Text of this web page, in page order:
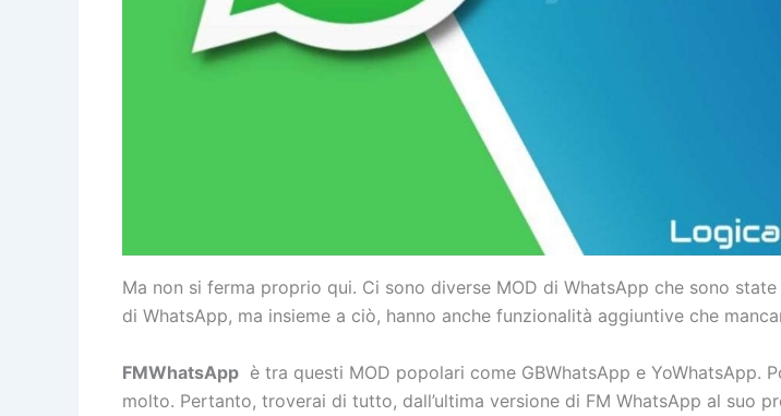
Ma non si ferma proprio qui. Ci sono diverse MOD di WhatsApp che sono
di WhatsApp, ma insieme a ciò, hanno anche funzionalità aggiuntive che
FMWhatsApp è tra questi MOD popolari come GBWhatsApp e
molto. Pertanto, troverai di tutto, dall’ultima versione di FM WhatsApp al suo